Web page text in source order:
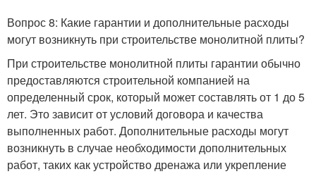
Вопрос 8: Какие гарантии и дополнительные расходы
могут возникнуть при строительстве монолитной плиты?
При строительстве монолитной плиты гарантии обычно
предоставляются строительной компанией на
определенный срок, который может составлять от 1 до 5
лет. Это зависит от условий договора и качества
выполненных работ. Дополнительные расходы могут
возникнуть в случае необходимости дополнительных
работ, таких как устройство дренажа или укрепление